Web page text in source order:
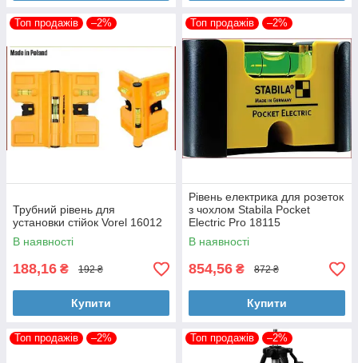
Топ продажів –2%
Трубний рівень для
установки стійок Vorel 16012
В наявності
188,16 ₴ 192 ₴
Купити
Топ продажів –2%
Рівень електрика для розеток
з чохлом Stabila Pocket
Electric Pro 18115
В наявності
854,56 ₴ 872 ₴
Купити
Топ продажів –2% Топ продажів –2%